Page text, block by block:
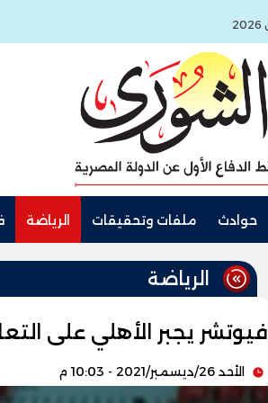
حوادث ملفات وتحقيقات الرياضة
الرياضة
فيوتشر يجبر الأهلي على
الأحد 26/ديسمبر/2021 - 10:03 م